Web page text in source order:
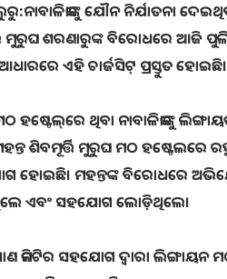
ଯୌନ ନିର୍ଯାତନା
ମୁରୁଘ ଶରଣାରୁଙ୍କ ବିରୋଧରେ ଆଜି ପୁଲିସ
ଏହି ଚାର୍ଜସିଟ୍‌ ପ୍ରସ୍ତୁତ ହୋଇଛି।
ହଷ୍ଟେଲ୍‌‌ରେ ଥିବା ନାବାଳିକାଙ୍କୁ
ଶିବମୂର୍ତ୍ତି ମୁରୁଘ ମଠ ହ‌ଷ୍ଟେଲରେ
ହୋଇଛି। ମହନ୍ତଙ୍କ ବିରୋଧରେ
ଏବଂ ସହଯୋଗ ଲୋଡ଼ିଥିଲେ।
କମିଟିର ସହଯୋଗ ଦ୍ବାରା